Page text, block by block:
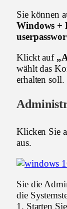
Sie können
Windows +
Klickt auf
wählt das
erhalten soll.
Klicken Sie
aus.
Sie die
die
1. Starten